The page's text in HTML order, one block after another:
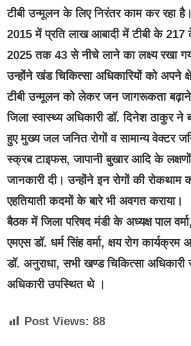
टीबी उन्मूलन के लिए निरंतर काम कर रहा है।
2015 में प्रति लाख आबादी में टीबी के 217
2025 तक 43 से नीचे लाने का लक्ष्य रखा
उन्होंने खंड चिकित्सा अधिकारियों को अपने
टीबी उन्मूलन को लेकर जन जागरूकता
जिला स्वास्थ्य अधिकारी डॉ. दिनेश ठाकुर
हुए मुख्य जल जनित रोगों व सामान्य वेक्टर
स्क्रब टाइफस, जापानी बुखार आदि के
जानकारी दी। उन्होंने इन रोगों की रोकथाम
एहतियाती कदमों के बारे भी अवगत कराया।
बैठक में जिला परिषद मंडी के अध्यक्ष पाल
एमएस डॉ. धर्म सिंह वर्मा, क्षय रोग कार्यक्रम
डॉ. अनुराधा, सभी खण्ड चिकित्सा अधिकारी
अधिकारी उपस्थित थे ।
Post Views: 88